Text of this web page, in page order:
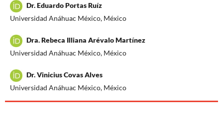
Dr. Eduardo Portas Ruíz
Universidad Anáhuac México, México
Dra. Rebeca Illiana Arévalo Martínez
Universidad Anáhuac México, México
Dr. Vinicius Covas Alves
Universidad Anáhuac México, México